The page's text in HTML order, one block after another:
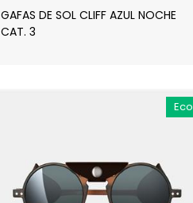
GAFAS DE SOL CLIFF AZUL NOCHE
CAT. 3
Eco